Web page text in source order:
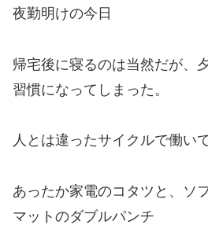
夜勤明けの今日
帰宅後に寝るのは当然だが、
習慣になってしまった。
人とは違ったサイクルで働い
あったか家電のコタツと、ソ
マットのダブルパンチ